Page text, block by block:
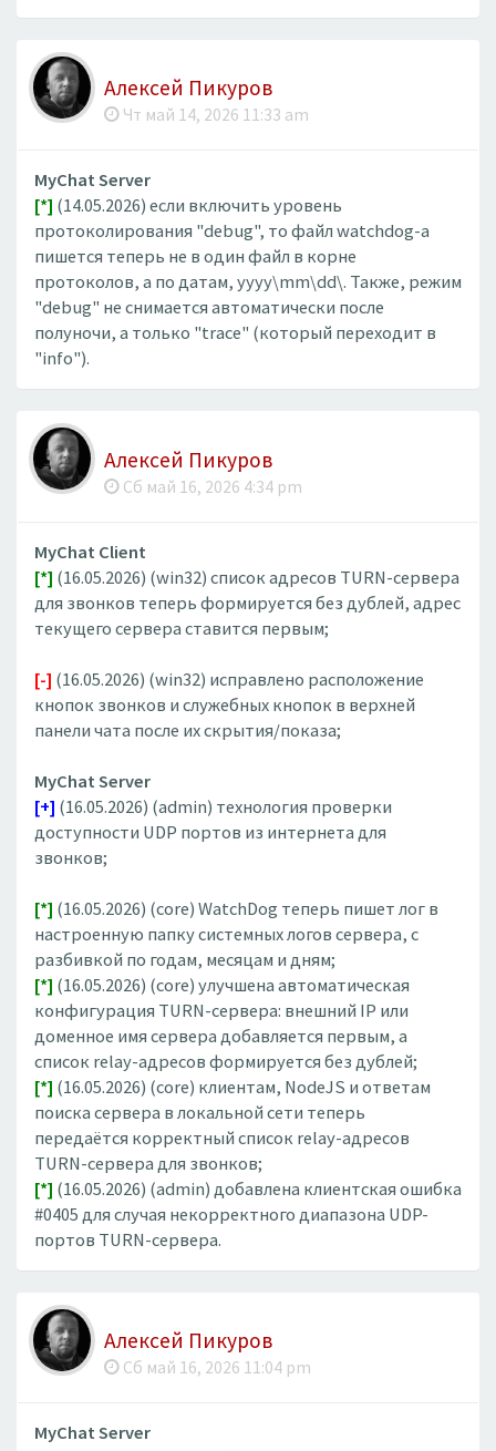
Алексей Пикуров
Чт май 14, 2026 11:33 am
MyChat Server
[*] (14.05.2026) если включить уровень
протоколирования "debug", то файл watchdog-а
пишется теперь не в один файл в корне
протоколов, а по датам, yyyy\mm\dd\. Также, режим
"debug" не снимается автоматически после
полуночи, а только "trace" (который переходит в
"info").
Алексей Пикуров
Сб май 16, 2026 4:34 pm
MyChat Client
[*] (16.05.2026) (win32) список адресов TURN-сервера
для звонков теперь формируется без дублей, адрес
текущего сервера ставится первым;
[-] (16.05.2026) (win32) исправлено расположение
кнопок звонков и служебных кнопок в верхней
панели чата после их скрытия/показа;
MyChat Server
[+] (16.05.2026) (admin) технология проверки
доступности UDP портов из интернета для
звонков;
[*] (16.05.2026) (core) WatchDog теперь пишет лог в
настроенную папку системных логов сервера, с
разбивкой по годам, месяцам и дням;
[*] (16.05.2026) (core) улучшена автоматическая
конфигурация TURN-сервера: внешний IP или
доменное имя сервера добавляется первым, а
список relay-адресов формируется без дублей;
[*] (16.05.2026) (core) клиентам, NodeJS и ответам
поиска сервера в локальной сети теперь
передаётся корректный список relay-адресов
TURN-сервера для звонков;
[*] (16.05.2026) (admin) добавлена клиентская ошибка
#0405 для случая некорректного диапазона UDP-
портов TURN-сервера.
Алексей Пикуров
Сб май 16, 2026 11:04 pm
MyChat Server